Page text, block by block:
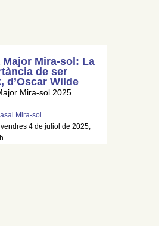
Major Mira-sol: La
de ser
d’Oscar Wilde
Mira-sol 2025
Mira-sol
4 de juliol de 2025,